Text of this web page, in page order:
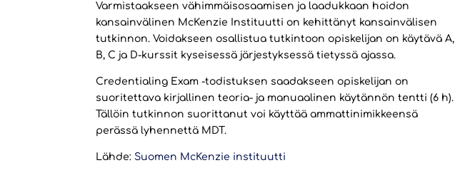
Varmistaakseen vähimmäisosaamisen ja laadukkaan hoidon
kansainvälinen McKenzie Instituutti on kehittänyt kansainvälisen
tutkinnon. Voidakseen osallistua tutkintoon opiskelijan on käytävä A,
B, C ja D-kurssit kyseisessä järjestyksessä tietyssä ajassa.
Credentialing Exam -todistuksen saadakseen opiskelijan on
suoritettava kirjallinen teoria- ja manuaalinen käytännön tentti (6 h).
Tällöin tutkinnon suorittanut voi käyttää ammattinimikkeensä
perässä lyhennettä MDT.
Lähde: Suomen McKenzie instituutti